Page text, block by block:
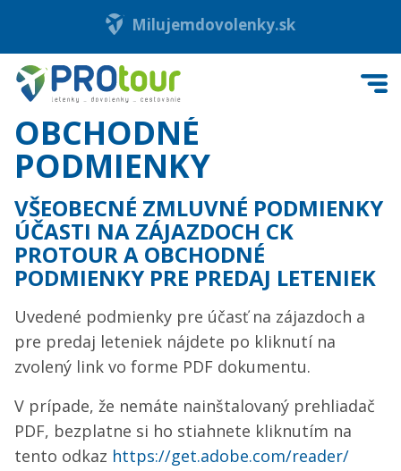
Milujemdovolenky.sk
OBCHODNÉ
PODMIENKY
VŠEOBECNÉ ZMLUVNÉ PODMIENKY
ÚČASTI NA ZÁJAZDOCH CK
PROTOUR A OBCHODNÉ
PODMIENKY PRE PREDAJ LETENIEK
Uvedené podmienky pre účasť na zájazdoch a
pre predaj leteniek nájdete po kliknutí na
zvolený link vo forme PDF dokumentu.
V prípade, že nemáte nainštalovaný prehliadač
PDF, bezplatne si ho stiahnete kliknutím na
tento odkaz https://get.adobe.com/reader/